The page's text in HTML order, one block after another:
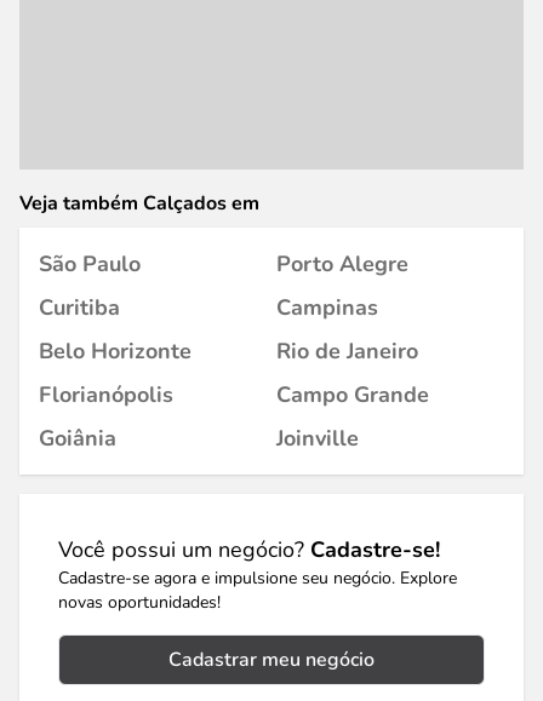
Veja também Calçados em
São Paulo
Porto Alegre
Curitiba
Campinas
Belo Horizonte
Rio de Janeiro
Florianópolis
Campo Grande
Goiânia
Joinville
Você possui um negócio? Cadastre-se!
Cadastre-se agora e impulsione seu negócio. Explore
novas oportunidades!
Cadastrar meu negócio